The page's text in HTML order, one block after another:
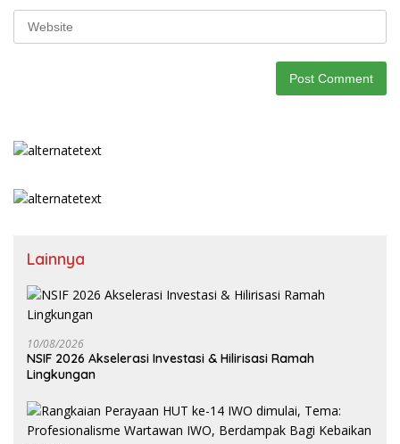
Lainnya
10/08/2026
NSIF 2026 Akselerasi Investasi & Hilirisasi Ramah
Lingkungan